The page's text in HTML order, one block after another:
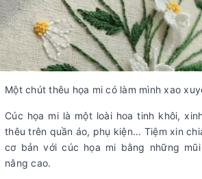
Một chút thêu họa mi có làm mình xao
Cúc họa mi là một loài hoa tinh khôi,
thêu trên quần áo, phụ kiện... Tiệm xin
cơ bản với cúc họa mi bằng những
nâng cao.